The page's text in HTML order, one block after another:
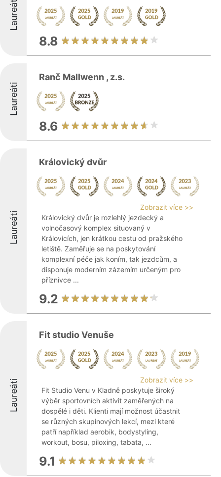
Laureáti
8.8
Laureáti
Ranč Mallwenn , z.s.
8.6
Laureáti
Královický dvůr
Zobrazit více >>
Královický dvůr je rozlehlý jezdecký a
volnočasový komplex situovaný v
Královicích, jen krátkou cestu od pražského
letiště. Zaměřuje se na poskytování
komplexní péče jak koním, tak jezdcům, a
disponuje moderním zázemím určeným pro
příznivce ...
9.2
Laureáti
Fit studio Venuše
Zobrazit více >>
Fit Studio Venu v Kladně poskytuje široký
výběr sportovních aktivit zaměřených na
dospělé i děti. Klienti mají možnost účastnit
se různých skupinových lekcí, mezi které
patří například aerobik, bodystyling,
workout, bosu, piloxing, tabata, ...
9.1